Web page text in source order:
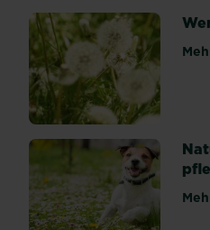
diesem
Grund
ist
es
sehr
wichtig,
dass
Rasen
danach
eine